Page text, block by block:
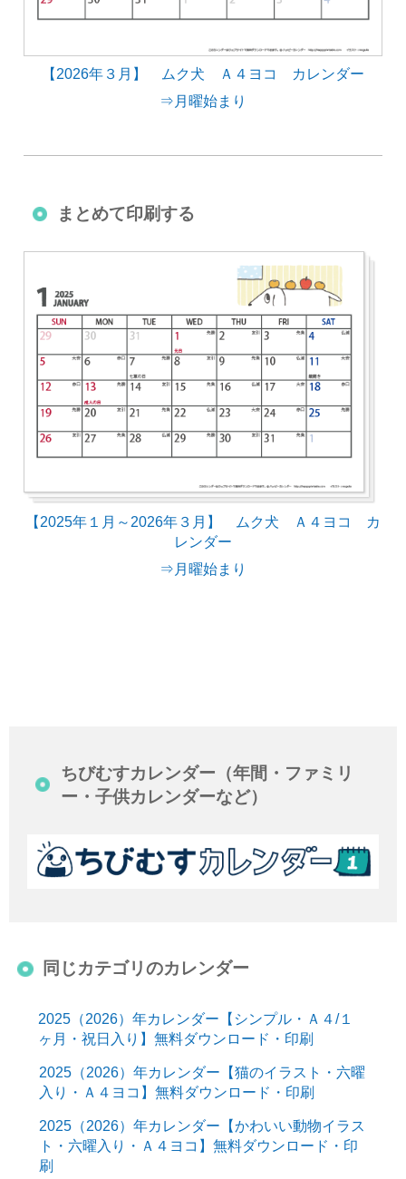
【2026年３月】 ムク犬 Ａ４ヨコ カレンダー
⇒月曜始まり
まとめて印刷する
【2025年１月～2026年３月】 ムク犬 Ａ４ヨコ カ
レンダー
⇒月曜始まり
ちびむすカレンダー（年間・ファミリ
ー・子供カレンダーなど）
同じカテゴリのカレンダー
2025（2026）年カレンダー【シンプル・Ａ４/１
ヶ月・祝日入り】無料ダウンロード・印刷
2025（2026）年カレンダー【猫のイラスト・六曜
入り・Ａ４ヨコ】無料ダウンロード・印刷
2025（2026）年カレンダー【かわいい動物イラス
ト・六曜入り・Ａ４ヨコ】無料ダウンロード・印
刷